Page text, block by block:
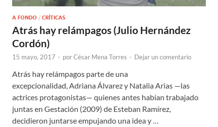
A FONDO / CRÍTICAS
Atrás hay relámpagos (Julio Hernández
Cordón)
15 mayo, 2017 - porCésar Mena Torres - Dejar un comentario
Atrás hay relámpagos parte de una
excepcionalidad, Adriana Álvarez y Natalia Arias —las
actrices protagonistas— quienes antes habían trabajado
juntas en Gestación (2009) de Esteban Ramírez,
decidieron juntarse empujando una idea y …